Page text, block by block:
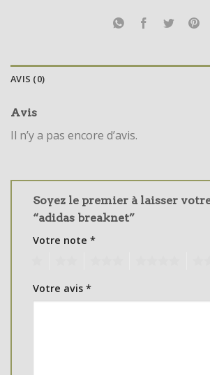
AVIS (0)
Avis
Il n’y a pas encore d’avis.
Soyez le premier à laisser
“adidas breaknet”
Votre note *
Votre avis *